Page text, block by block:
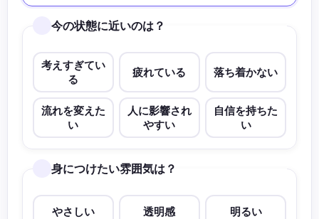
今の状態に近いのは？
考えすぎてい
る
疲れている 落ち着かない
流れを変えた
い
人に影響され
やすい
自信を持ちた
い
身につけたい雰囲気は？
やさしい 透明感 明るい